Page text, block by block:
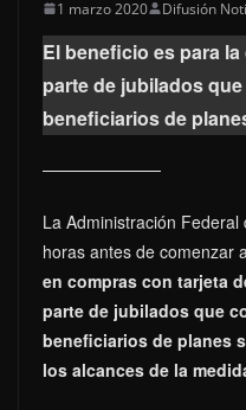
1 marzo 2020 Difusión
El beneficio es para
parte de jubilados
beneficiarios de
La Administración
horas antes de comenzar
en compras con tarjeta
parte de jubilados que
beneficiarios de planes
los alcances de la